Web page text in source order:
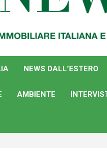
NEWS DALL’ESTERO
AMBIENTE